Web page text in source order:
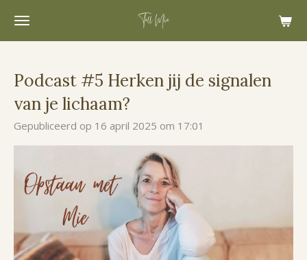
Ga
hoofdinhoud
Podcast #5 Herken jij de signalen
van je lichaam?
Gepubliceerd op 16 april 2025 om 17:01